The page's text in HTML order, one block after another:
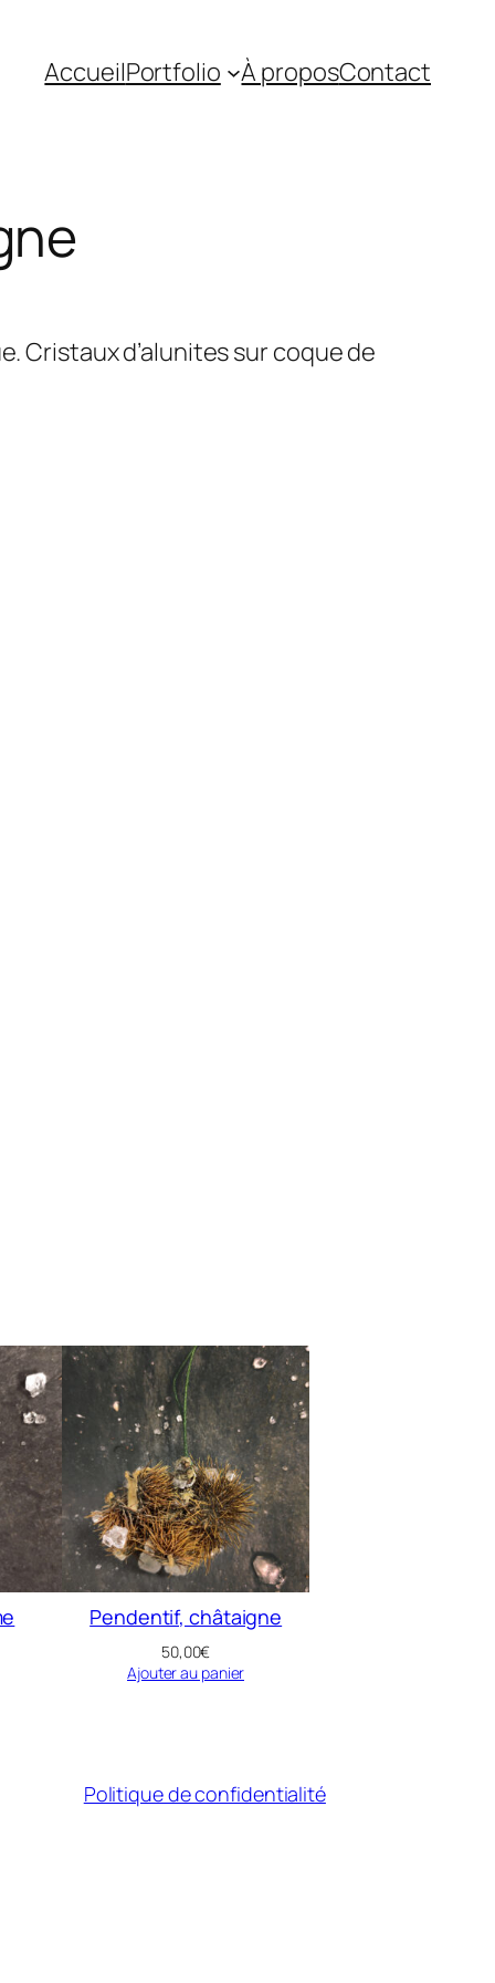
AccueilPortfolio À proposContact
Cristaux d’alunites sur coque de
Pendentif, châtaigne
50,00€
Ajouter au panier
Politique de confidentialité